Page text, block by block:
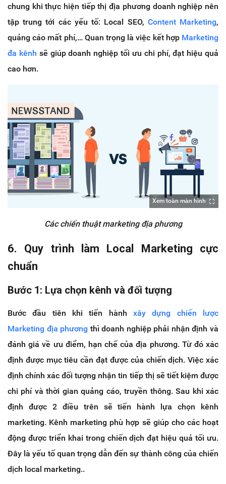
chung khi thực hiện tiếp thị địa phương doanh nghiệp nên
tập trung tới các yếu tố: Local SEO, Content Marketing,
quảng cáo mất phí,… Quan trọng là việc kết hợp Marketing
đa kênh sẽ giúp doanh nghiệp tối ưu chi phí, đạt hiệu quả
cao hơn.
Xem toàn màn hình
Các chiến thuật marketing địa phương
6. Quy trình làm Local Marketing cực
chuẩn
Bước 1: Lựa chọn kênh và đối tượng
Bước đầu tiên khi tiến hành xây dựng chiến lược
Marketing địa phương thì doanh nghiệp phải nhận định và
đánh giá về ưu điểm, hạn chế của địa phương. Từ đó xác
định được mục tiêu cần đạt được của chiến dịch. Việc xác
định chính xác đối tượng nhận tin tiếp thị sẽ tiết kiệm được
chi phí và thời gian quảng cáo, truyền thông. Sau khi xác
định được 2 điều trên sẽ tiến hành lựa chọn kênh
marketing. Kênh marketing phù hợp sẽ giúp cho các hoạt
động được triển khai trong chiến dịch đạt hiệu quả tối ưu.
Đây là yếu tố quan trọng dẫn đến sự thành công của chiến
dịch local marketing..